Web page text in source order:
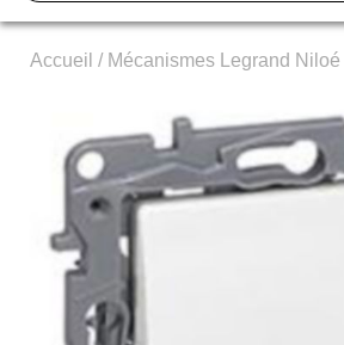
Accueil / Mécanismes Legrand Niloé